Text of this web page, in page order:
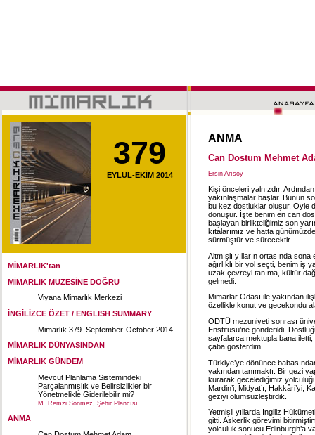
379
EYLÜL-EKİM 2014
MİMARLIK'tan
MİMARLIK MÜZESİNE DOĞRU
Viyana Mimarlık Merkezi
İNGİLİZCE ÖZET / ENGLISH SUMMARY
Mimarlık 379. September-October 2014
MİMARLIK DÜNYASINDAN
MİMARLIK GÜNDEM
Mevcut Planlama Sistemindeki
Parçalanmışlık ve Belirsizlikler bir
Yönetmelikle Giderilebilir mi?
M. Remzi Sönmez, Şehir Plancısı
ANMA
ANMA
Can Dostum Mehmet
Ersin Arısoy
Kişi önceleri yalnızdır.
yakınlaşmalar başlar. Bunun
bu kez dostluklar oluşur. Öyle
dönüşür. İşte benim en can
başlayan birlikteliğimiz son
kıtalarımız ve hatta
sürmüştür ve sürecektir.
Altmışlı yılların ortasında
ağırlıklı bir yol seçti, benim iş
uzak çevreyi tanıma, kültür
gelmedi.
Mimarlar Odası ile yakından
özellikle konut ve gecekondu
ODTÜ mezuniyeti sonrası
Enstitüsü’ne gönderildi.
sayfalarca mektupla bana
çaba gösterdim.
Türkiye’ye dönünce
yakından tanımaktı. Bir gezi
kurarak gecelediğimiz
Mardin’i, Midyat’ı, Hakkâri’yi,
geziyi ölümsüzleştirdik.
Yetmişli yıllarda İngiliz
gitti. Askerlik görevimi
yolculuk sonucu Edinburgh’a